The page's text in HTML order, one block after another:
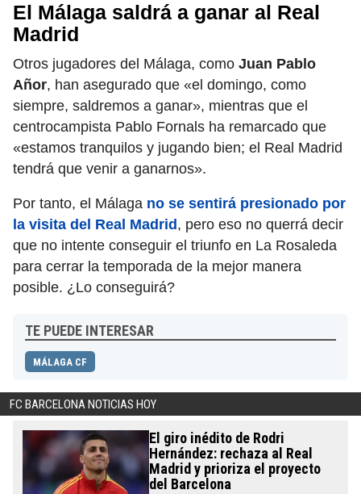
El Málaga saldrá a ganar al Real
Madrid
Otros jugadores del Málaga, como Juan Pablo
Añor, han asegurado que «el domingo, como
siempre, saldremos a ganar», mientras que el
centrocampista Pablo Fornals ha remarcado que
«estamos tranquilos y jugando bien; el Real Madrid
tendrá que venir a ganarnos».
Por tanto, el Málaga no se sentirá presionado por
la visita del Real Madrid , pero eso no querrá decir
que no intente conseguir el triunfo en La Rosaleda
para cerrar la temporada de la mejor manera
posible. ¿Lo conseguirá?
TE PUEDE INTERESAR
MÁLAGA CF
FC BARCELONA NOTICIAS HOY
El giro inédito de Rodri
Hernández: rechaza al Real
Madrid y prioriza el proyecto
del Barcelona